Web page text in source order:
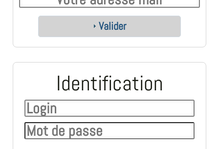
Valider
Identification